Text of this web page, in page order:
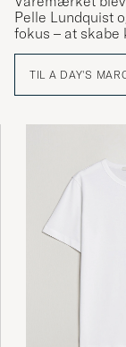
Pelle Lundquist
fokus – at skabe
pris, uden at
TIL A DAY'S